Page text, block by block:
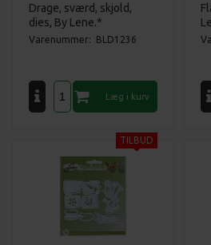
Drage, sværd, skjold,
dies, By Lene.*
Varenummer: BLD1236